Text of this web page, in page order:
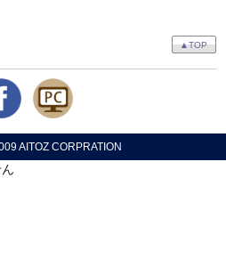
▲TOP
AITOZ CORPRATION